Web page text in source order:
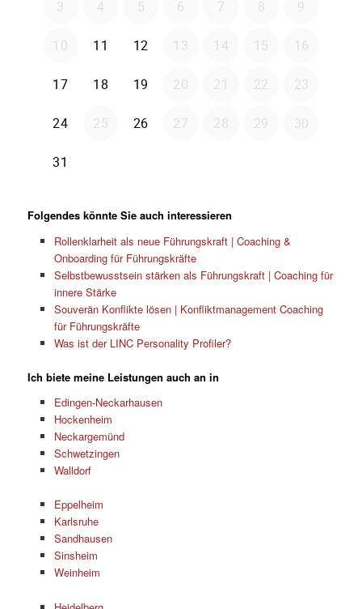
Folgendes könnte Sie auch interessieren
Rollenklarheit als neue Führungskraft | Coaching &
Onboarding für Führungskräfte
Selbstbewusstsein stärken als Führungskraft | Coaching für
innere Stärke
Souverän Konflikte lösen | Konfliktmanagement Coaching
für Führungskräfte
Was ist der LINC Personality Profiler?
Ich biete meine Leistungen auch an in
Edingen-Neckarhausen
Hockenheim
Neckargemünd
Schwetzingen
Walldorf
Eppelheim
Karlsruhe
Sandhausen
Sinsheim
Weinheim